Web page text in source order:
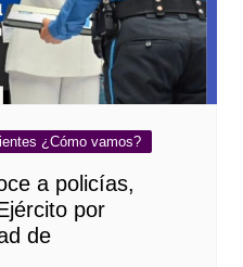
¿Cómo vamos?
a policías,
por
de